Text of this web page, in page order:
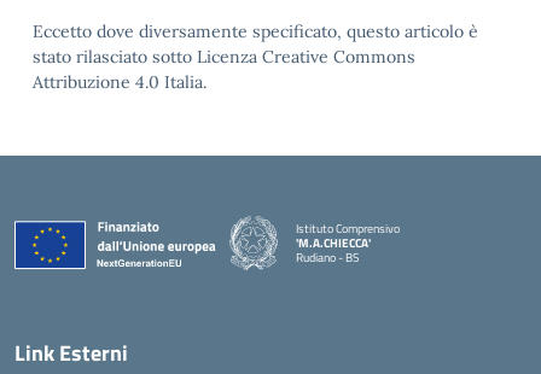
Eccetto dove diversamente specificato, questo articolo è
stato rilasciato sotto Licenza Creative Commons
Attribuzione 4.0 Italia.
Istituto Comprensivo
'M.A.CHIECCA'
Rudiano - BS
Link Esterni